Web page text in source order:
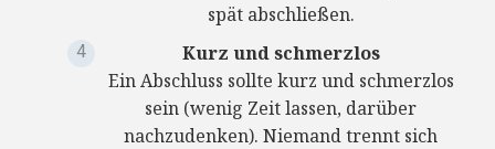
spät abschließen.
Kurz und schmerzlos
Ein Abschluss sollte kurz und schmerzlos
sein (wenig Zeit lassen, darüber
nachzudenken). Niemand trennt sich